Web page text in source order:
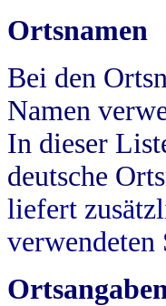
Ortsnamen
Bei den
Namen
In dieser
deutsche
liefert
verwendeten